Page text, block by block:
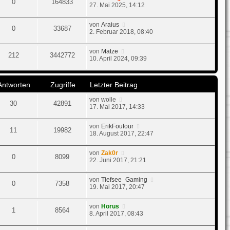
0 164833
27. Mai 2025, 14:12
0 33687 vonAraius
2. Februar 2018, 08:40
212 3442772 von Matze
10. April 2024, 09:39
Zugriffe
Letzter Beitrag
30 42891 vonwolle
17. Mai 2017, 14:33
11 19982 von ErikFoufour
18. August 2017, 22:47
0 8099 vonZak0r
22. Juni 2017, 21:21
0 7358 vonTiefsee_Gaming
19. Mai 2017, 20:47
1 8564 von Horus
8. April 2017, 08:43